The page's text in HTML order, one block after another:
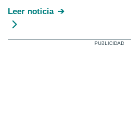
Leer noticia